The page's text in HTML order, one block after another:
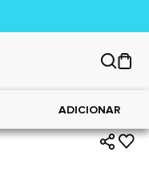
ADICIONAR